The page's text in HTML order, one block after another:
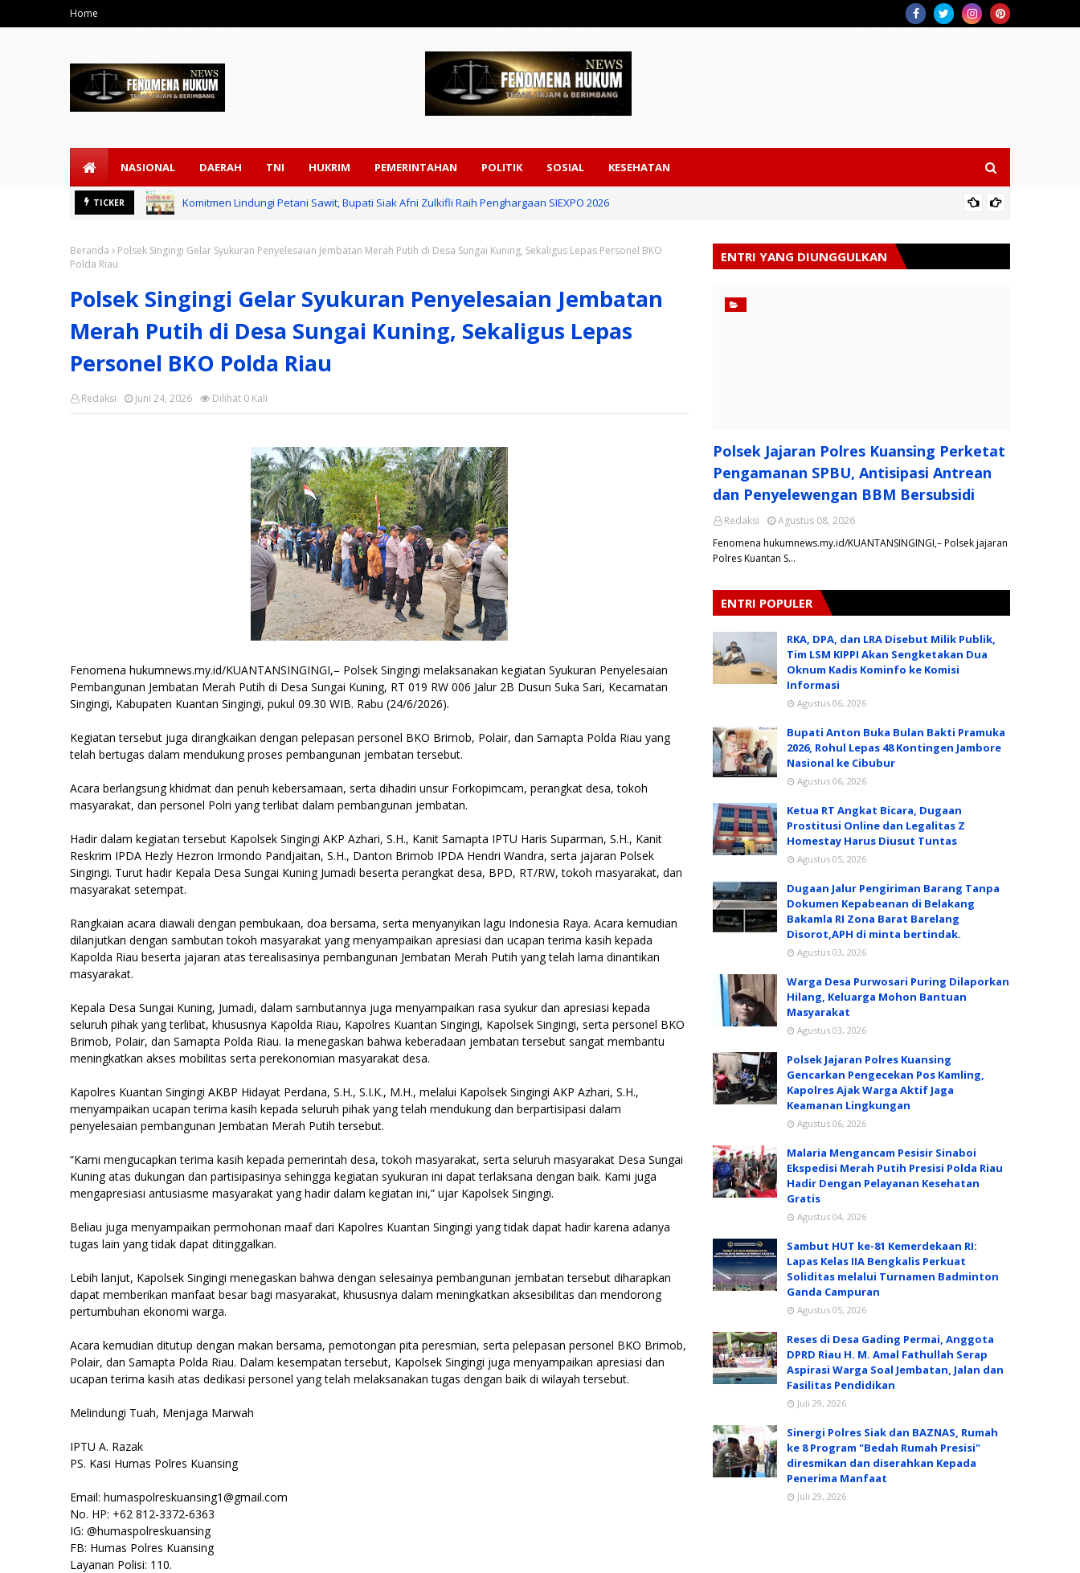
Home
NASIONAL DAERAH TNI HUKRIM PEMERINTAHAN POLITIK SOSIAL KESEHATAN
TICKER Komitmen Lindungi Petani Sawit, Bupati Siak Afni Zulkifli Raih Penghargaan SIEXPO 2026
Beranda
Polsek Singingi Gelar Syukuran Penyelesaian Jembatan Merah Putih di Desa Sungai Kuning, Sekaligus Lepas Personel BKO
Polda Riau
Polsek Singingi Gelar Syukuran Penyelesaian Jembatan
Merah Putih di Desa Sungai Kuning, Sekaligus Lepas
Personel BKO Polda Riau
Redaksi Dilihat 0 Kali
Juni 24, 2026
Fenomena hukumnews.my.id/KUANTANSINGINGI,– Polsek Singingi melaksanakan kegiatan Syukuran Penyelesaian
Pembangunan Jembatan Merah Putih di Desa Sungai Kuning, RT 019 RW 006 Jalur 2B Dusun Suka Sari, Kecamatan
Singingi, Kabupaten Kuantan Singingi, pukul 09.30 WIB. Rabu (24/6/2026).
Kegiatan tersebut juga dirangkaikan dengan pelepasan personel BKO Brimob, Polair, dan Samapta Polda Riau yang
telah bertugas dalam mendukung proses pembangunan jembatan tersebut.
Acara berlangsung khidmat dan penuh kebersamaan, serta dihadiri unsur Forkopimcam, perangkat desa, tokoh
masyarakat, dan personel Polri yang terlibat dalam pembangunan jembatan.
Hadir dalam kegiatan tersebut Kapolsek Singingi AKP Azhari, S.H., Kanit Samapta IPTU Haris Suparman, S.H., Kanit
Reskrim IPDA Hezly Hezron Irmondo Pandjaitan, S.H., Danton Brimob IPDA Hendri Wandra, serta jajaran Polsek
Singingi. Turut hadir Kepala Desa Sungai Kuning Jumadi beserta perangkat desa, BPD, RT/RW, tokoh masyarakat, dan
masyarakat setempat.
Rangkaian acara diawali dengan pembukaan, doa bersama, serta menyanyikan lagu Indonesia Raya. Acara kemudian
dilanjutkan dengan sambutan tokoh masyarakat yang menyampaikan apresiasi dan ucapan terima kasih kepada
Kapolda Riau beserta jajaran atas terealisasinya pembangunan Jembatan Merah Putih yang telah lama dinantikan
masyarakat.
Kepala Desa Sungai Kuning, Jumadi, dalam sambutannya juga menyampaikan rasa syukur dan apresiasi kepada
seluruh pihak yang terlibat, khususnya Kapolda Riau, Kapolres Kuantan Singingi, Kapolsek Singingi, serta personel BKO
Brimob, Polair, dan Samapta Polda Riau. Ia menegaskan bahwa keberadaan jembatan tersebut sangat membantu
meningkatkan akses mobilitas serta perekonomian masyarakat desa.
Kapolres Kuantan Singingi AKBP Hidayat Perdana, S.H., S.I.K., M.H., melalui Kapolsek Singingi AKP Azhari, S.H.,
menyampaikan ucapan terima kasih kepada seluruh pihak yang telah mendukung dan berpartisipasi dalam
penyelesaian pembangunan Jembatan Merah Putih tersebut.
“Kami mengucapkan terima kasih kepada pemerintah desa, tokoh masyarakat, serta seluruh masyarakat Desa Sungai
Kuning atas dukungan dan partisipasinya sehingga kegiatan syukuran ini dapat terlaksana dengan baik. Kami juga
mengapresiasi antusiasme masyarakat yang hadir dalam kegiatan ini,” ujar Kapolsek Singingi.
Beliau juga menyampaikan permohonan maaf dari Kapolres Kuantan Singingi yang tidak dapat hadir karena adanya
tugas lain yang tidak dapat ditinggalkan.
Lebih lanjut, Kapolsek Singingi menegaskan bahwa dengan selesainya pembangunan jembatan tersebut diharapkan
dapat memberikan manfaat besar bagi masyarakat, khususnya dalam meningkatkan aksesibilitas dan mendorong
pertumbuhan ekonomi warga.
Acara kemudian ditutup dengan makan bersama, pemotongan pita peresmian, serta pelepasan personel BKO Brimob,
Polair, dan Samapta Polda Riau. Dalam kesempatan tersebut, Kapolsek Singingi juga menyampaikan apresiasi dan
ucapan terima kasih atas dedikasi personel yang telah melaksanakan tugas dengan baik di wilayah tersebut.
Melindungi Tuah, Menjaga Marwah
IPTU A. Razak
PS. Kasi Humas Polres Kuansing
Email: humaspolreskuansing1@gmail.com
No. HP: +62 812-3372-6363
IG: @humaspolreskuansing
FB: Humas Polres Kuansing
Layanan Polisi: 110.
ENTRI YANG DIUNGGULKAN
Polsek Jajaran Polres Kuansing Perketat
Pengamanan SPBU, Antisipasi Antrean
dan Penyelewengan BBM Bersubsidi
Redaksi
Agustus 08, 2026
Fenomena hukumnews.my.id/KUANTANSINGINGI,– Polsek jajaran
Polres Kuantan S…
ENTRI POPULER
RKA, DPA, dan LRA Disebut Milik Publik,
Tim LSM KIPPI Akan Sengketakan Dua
Oknum Kadis Kominfo ke Komisi
Informasi
Agustus 06, 2026
Bupati Anton Buka Bulan Bakti Pramuka
2026, Rohul Lepas 48 Kontingen Jambore
Nasional ke Cibubur
Agustus 06, 2026
Ketua RT Angkat Bicara, Dugaan
Prostitusi Online dan Legalitas Z
Homestay Harus Diusut Tuntas
Agustus 05, 2026
Dugaan Jalur Pengiriman Barang Tanpa
Dokumen Kepabeanan di Belakang
Bakamla RI Zona Barat Barelang
Disorot,APH di minta bertindak.
Agustus 03, 2026
Warga Desa Purwosari Puring Dilaporkan
Hilang, Keluarga Mohon Bantuan
Masyarakat
Agustus 03, 2026
Polsek Jajaran Polres Kuansing
Gencarkan Pengecekan Pos Kamling,
Kapolres Ajak Warga Aktif Jaga
Keamanan Lingkungan
Agustus 06, 2026
Malaria Mengancam Pesisir Sinaboi
Ekspedisi Merah Putih Presisi Polda Riau
Hadir Dengan Pelayanan Kesehatan
Gratis
Agustus 04, 2026
Sambut HUT ke-81 Kemerdekaan RI:
Lapas Kelas IIA Bengkalis Perkuat
Soliditas melalui Turnamen Badminton
Ganda Campuran
Agustus 05, 2026
Reses di Desa Gading Permai, Anggota
DPRD Riau H. M. Amal Fathullah Serap
Aspirasi Warga Soal Jembatan, Jalan dan
Fasilitas Pendidikan
Juli 29, 2026
Sinergi Polres Siak dan BAZNAS, Rumah
ke 8 Program "Bedah Rumah Presisi"
diresmikan dan diserahkan Kepada
Penerima Manfaat
Juli 29, 2026